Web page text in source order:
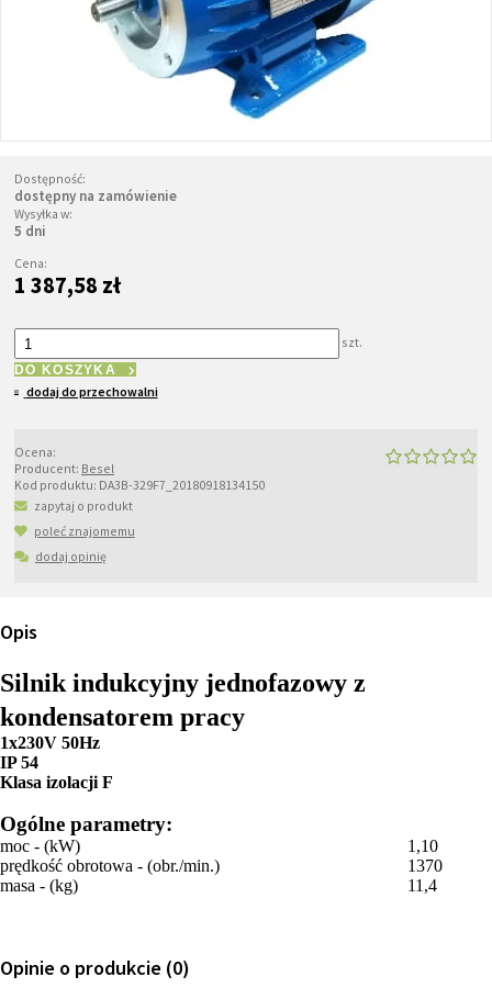
Dostępność:
dostępny na zamówienie
Wysyłka w:
5 dni
Cena:
1 387,58 zł
szt.
DO KOSZYKA
dodaj do przechowalni
Ocena:
Producent: Besel
Kod produktu: DA3B-329F7_20180918134150
zapytaj o produkt
poleć znajomemu
dodaj opinię
Opis
Silnik indukcyjny jednofazowy z
kondensatorem pracy
1x230V 50Hz
IP 54
Klasa izolacji F
Ogólne parametry:
moc - (kW)
1,10
prędkość obrotowa - (obr./min.)
1370
masa - (kg)
11,4
Opinie o produkcie (0)